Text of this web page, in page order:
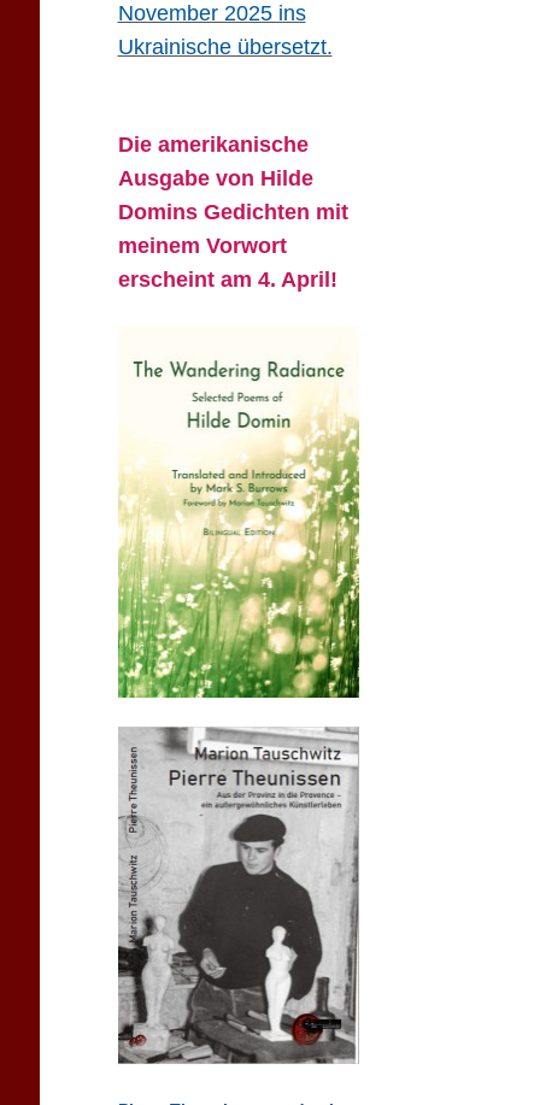
November 2025 ins
Ukrainische übersetzt.
Die amerikanische
Ausgabe von Hilde
Domins Gedichten mit
meinem Vorwort
erscheint am 4. April!